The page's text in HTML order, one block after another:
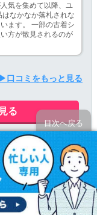
気を集めて以降、ユ
なかなか落札されな
ます。 一部の古着シ
方が散見されるのが
▶口コミをもっと見る
る
る
目次へ戻る